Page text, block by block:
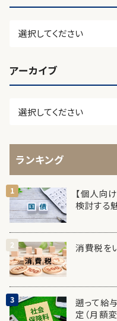
アーカイブ
ランキング
【個人向
検討する
消費税を
遡って給
定（月額